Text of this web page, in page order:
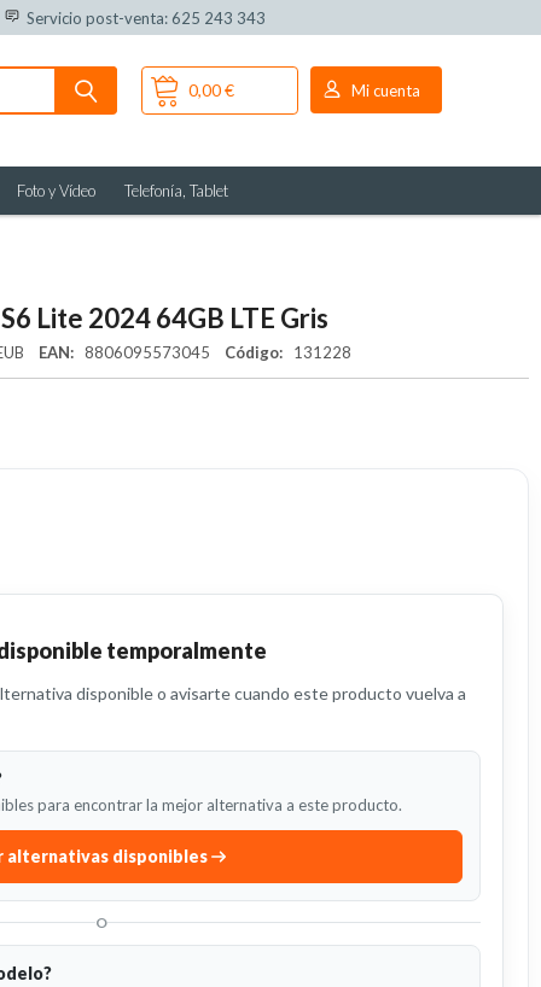
Servicio post-venta: 625 243 343
0,00 € Mi cuenta
Foto y Vídeo Telefonía, Tablet
Lite 2024 64GB LTE Gris
EAN: 8806095573045 Código: 131228
temporalmente
disponible o avisarte cuando este producto vuelva a
para encontrar la mejor alternativa a este producto.
alternativas disponibles
O